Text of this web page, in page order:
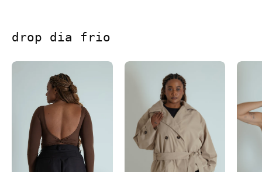
drop dia frio
blusa decote costas manga longa dedinho
casaco trench coat